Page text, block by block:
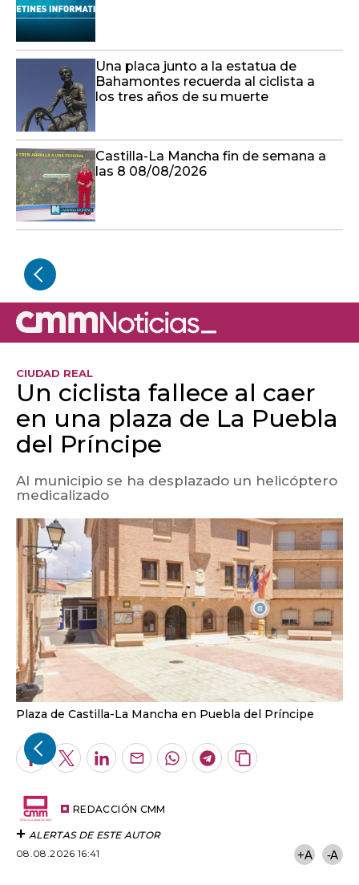
Una placa junto a la estatua de
Bahamontes recuerda al ciclista a
los tres años de su muerte
Castilla-La Mancha fin de semana a
las 8 08/08/2026
CIUDAD REAL
Un ciclista fallece al caer
en una plaza de La Puebla
del Príncipe
Al municipio se ha desplazado un helicóptero
medicalizado
Plaza de Castilla-La Mancha en Puebla del Príncipe
Facebook
TwitterLinkedInEnviarWhatsapp
Telegram
Copiar
REDACCIÓN CMM
ALERTAS DE ESTE AUTOR
08.08.2026 16:41
+A -A